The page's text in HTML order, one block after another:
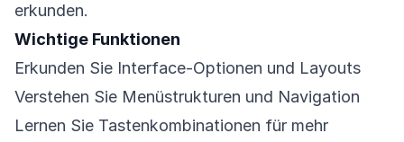
erkunden.
Wichtige Funktionen
Erkunden Sie Interface-Optionen und Layouts
Verstehen Sie Menüstrukturen und Navigation
Lernen Sie Tastenkombinationen für mehr